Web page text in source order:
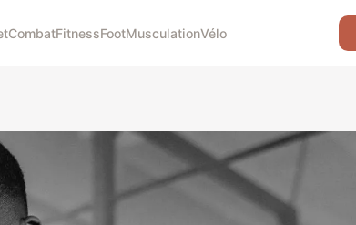
CombatFitnessFootMusculationVélo